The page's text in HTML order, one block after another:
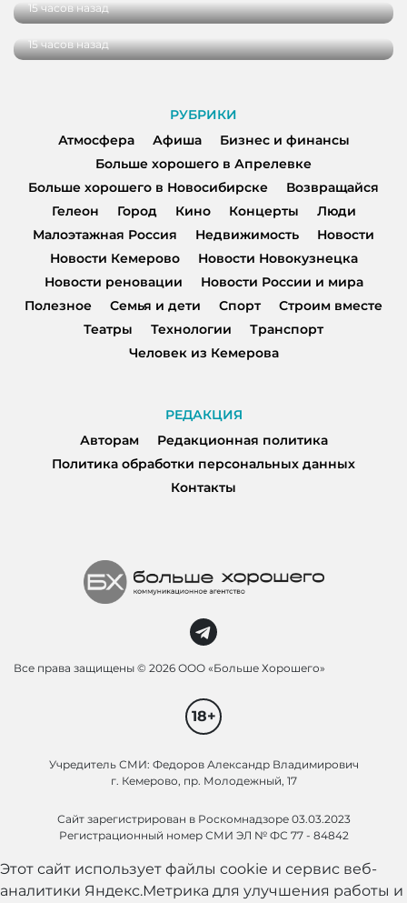
15 часов назад
поставки топлива для аграриев
15 часов назад
РУБРИКИ
Атмосфера
Афиша
Бизнес и финансы
Больше хорошего в Апрелевке
Больше хорошего в Новосибирске
Возвращайся
Гелеон
Город Кино Концерты
Люди
Малоэтажная Россия
Недвижимость
Новости
Новости Кемерово
Новости Новокузнецка
Новости реновации
Новости России и мира
Полезное
Семья и дети Спорт
Строим вместе
Театры
Технологии
Транспорт
Человек из Кемерова
РЕДАКЦИЯ
Авторам
Редакционная политика
Политика обработки персональных данных
Контакты
Все права защищены © 2026 ООО «Больше Хорошего»
18+
Учредитель СМИ: Федоров Александр Владимирович
г. Кемерово, пр. Молодежный, 17
Сайт зарегистрирован в Роскомнадзоре 03.03.2023
Регистрационный номер СМИ ЭЛ № ФС 77 - 84842
Этот сайт использует файлы cookie и сервис веб-
аналитики Яндекс.Метрика для улучшения работы и